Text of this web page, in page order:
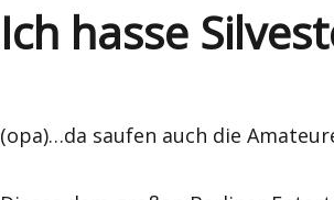
Ich hasse
(opa)…da saufen auch die